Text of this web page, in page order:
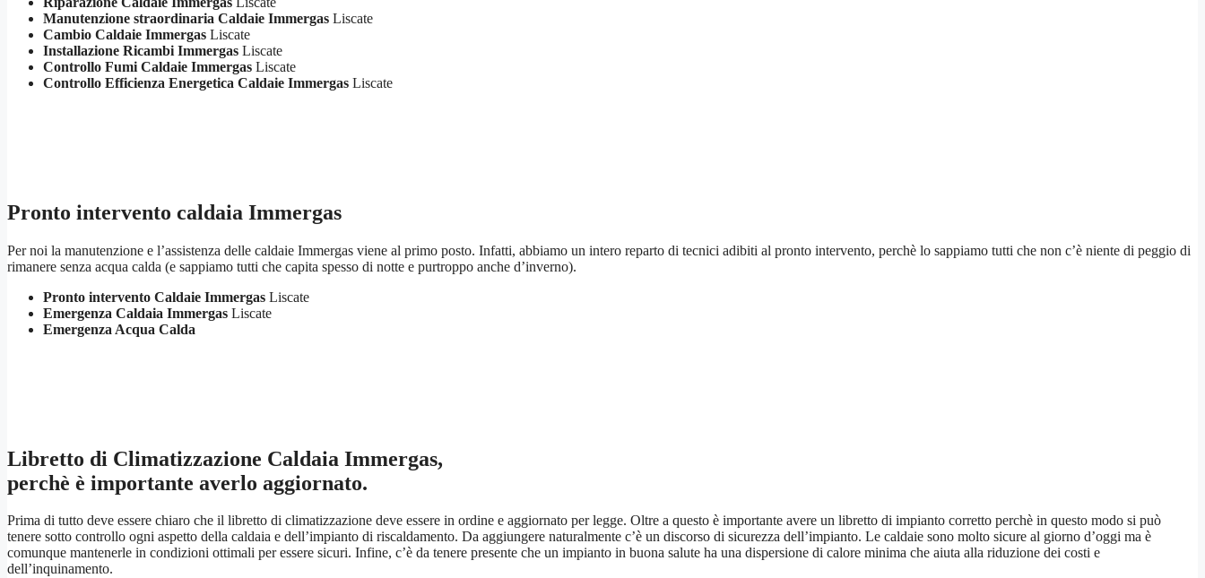
Manutenzione straordinaria Caldaie Immergas Liscate
Cambio Caldaie Immergas Liscate
Installazione Ricambi Immergas Liscate
Controllo Fumi Caldaie Immergas Liscate
Controllo Efficienza Energetica Caldaie Immergas Liscate
Pronto intervento caldaia Immergas
Per noi la manutenzione e l’assistenza delle caldaie Immergas viene al primo posto. Infatti, abbiamo un intero reparto di tecnici adibiti al pronto intervento, perchè lo sappiamo tutti che non c’è niente di peggio di
rimanere senza acqua calda (e sappiamo tutti che capita spesso di notte e purtroppo anche d’inverno).
Pronto intervento Caldaie Immergas Liscate
Emergenza Caldaia Immergas Liscate
Emergenza Acqua Calda
Libretto di Climatizzazione Caldaia Immergas,
perchè è importante averlo aggiornato.
Prima di tutto deve essere chiaro che il libretto di climatizzazione deve essere in ordine e aggiornato per legge. Oltre a questo è importante avere un libretto di impianto corretto perchè in questo modo si può
tenere sotto controllo ogni aspetto della caldaia e dell’impianto di riscaldamento. Da aggiungere naturalmente c’è un discorso di sicurezza dell’impianto. Le caldaie sono molto sicure al giorno d’oggi ma è
comunque mantenerle in condizioni ottimali per essere sicuri. Infine, c’è da tenere presente che un impianto in buona salute ha una dispersione di calore minima che aiuta alla riduzione dei costi e
dell’inquinamento.